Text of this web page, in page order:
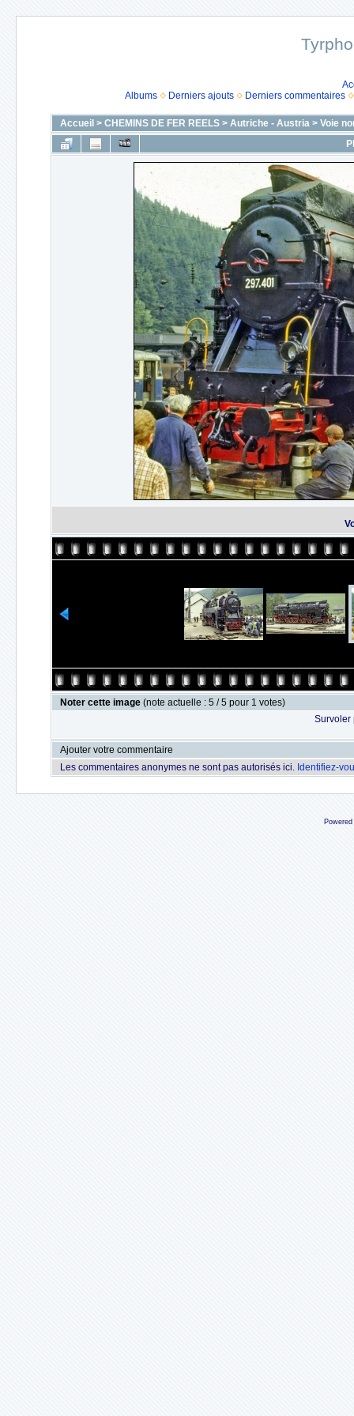
Albums
Derniers ajouts Derniers commentaires
Accueil > CHEMINS DE FER REELS> Autriche - Austria> Voie
Noter cette image (note actuelle : 5 / 5 pour 1 votes)
Survoler
Ajouter votre commentaire
Les commentaires anonymes ne sont pas autorisés ici. Identifiez-